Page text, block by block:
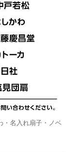
・名入れ扇子・ノベ